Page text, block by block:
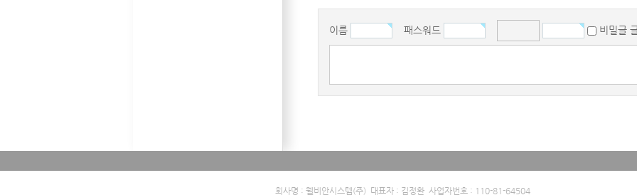
이름 패스워드 비밀글
회사명 : 웰비안시스템(주) 대표자 : 김정환 사업자번호 : 110-81-64504